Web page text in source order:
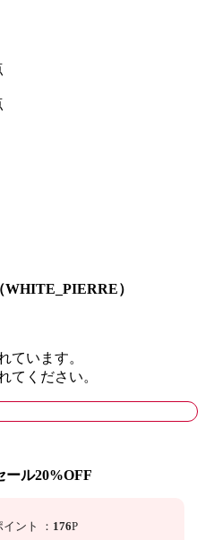
）
ています。
てください。
ール20%OFF
ント ： 176P